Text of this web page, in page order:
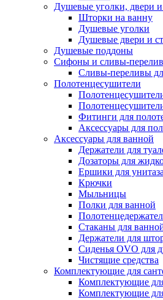
Душевые уголки, двери
Шторки на ванну
Душевые уголки
Душевые двери и
Душевые поддоны
Сифоны и сливы-
Сливы-переливы
Полотенцесушители
Фитинги для
Аксессуары для
Аксессуары для ванной
Держатели для
Дозаторы для
Ершики для унитаза
Крючки
Мыльницы
Полки для ванной
Стаканы для
Держатели для
Сиденья OVO для
Чистящие средства
Комплектующие для
Комплектующие
Комплектующие